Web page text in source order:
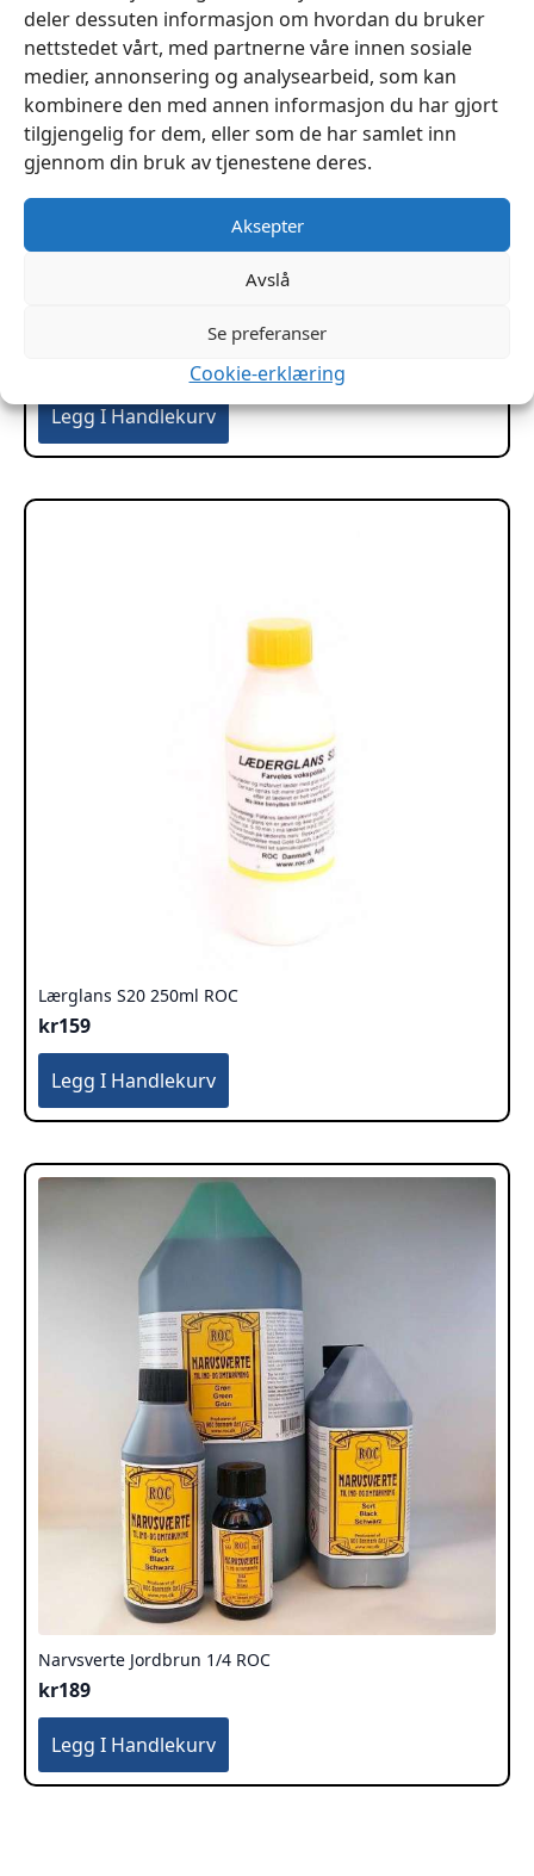
deler dessuten informasjon om hvordan du bruker
nettstedet vårt, med partnerne våre innen sosiale
medier, annonsering og analysearbeid, som kan
kombinere den med annen informasjon du har gjort
tilgjengelig for dem, eller som de har samlet inn
gjennom din bruk av tjenestene deres.
Aksepter
Avslå
Se preferanser
Cookie-erklæring
Narvsverte Mørkebrun 1/4 liter ROC
Legg I Handlekurv
Lærglans S20 250ml ROC
kr159
Legg I Handlekurv
Narvsverte Jordbrun 1/4 ROC
kr189
Legg I Handlekurv